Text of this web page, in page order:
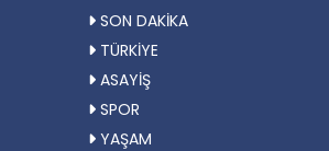
SON DAKİKA
TÜRKİYE
ASAYİŞ
SPOR
YAŞAM